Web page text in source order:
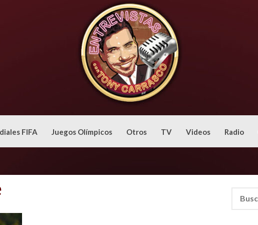
FIFA Juegos Olímpicos Otros TV Videos Radio